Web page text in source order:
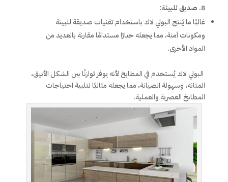
صديق للبيئة:
غالبًا ما يُنتج البولي لاك باستخدام تقنيات صديقة للبيئة
ومكونات آمنة، مما يجعله خيارًا مستدامًا مقارنة بالعديد من
المواد الأخرى.
البولي لاك يُستخدم في المطابخ لأنه يوفر توازنًا بين الشكل الأنيق،
المتانة، وسهولة الصيانة، مما يجعله مثاليًا لتلبية احتياجات
المطابخ العصرية والعملية.